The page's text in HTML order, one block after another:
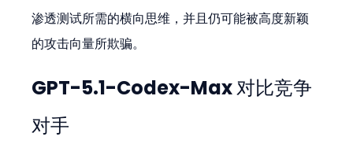
渗透测试所需的横向思维，并且仍可能被高度新颖
的攻击向量所欺骗。
GPT-5.1-Codex-Max 对比竞争
对手